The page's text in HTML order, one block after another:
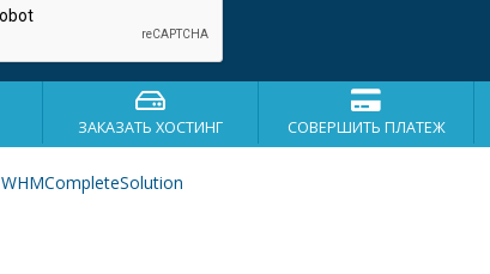
ЗАКАЗАТЬ ХОСТИНГ СОВЕРШИТЬ ПЛАТЕЖ
WHMCompleteSolution